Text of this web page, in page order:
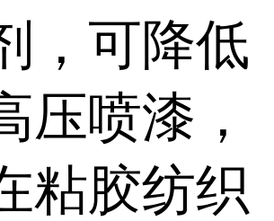
，可降低
压喷漆，
粘胶纺织